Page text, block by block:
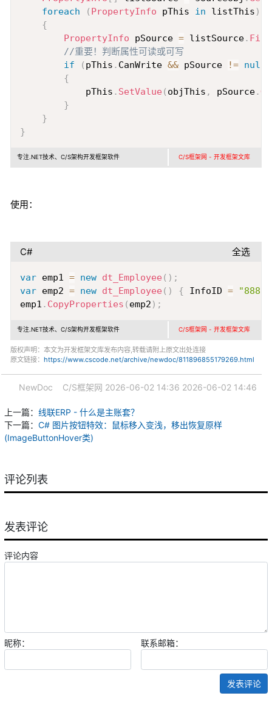
foreach
( PropertyInfo pThis in listThis )
{
PropertyInfo pSource = listSource.
//重要！判断属性可读或可写
if
( pThis . CanWrite && pSource != null
{
            pThis
. SetValue( objThis , pSource.
}
}
}
专注.NET技术、C/S架构开发框架软件 C/S框架网 - 开发框架文库
使用：
C# 全选
var emp1 = new dt_Employee( ) ;
var emp2 = new dt_Employee( ) { InfoID = "888"
emp1 . CopyProperties ( emp2 ) ;
专注.NET技术、C/S架构开发框架软件 C/S框架网 - 开发框架文库
版权声明：本文为开发框架文库发布内容,转载请附上原文出处连接
原文链接： https://www.cscode.net/archive/newdoc/811896855179269.html
NewDoc C/S框架网 2026-06-02 14:36 2026-06-02 14:46
上一篇： 线联ERP - 什么是主账套？
下一篇： C# 图片按钮特效：鼠标移入变浅，移出恢复原样
(ImageButtonHover类)
评论列表
发表评论
评论内容
昵称： 联系邮箱：
发表评论